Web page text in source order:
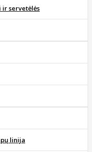
ir servetėlės
linija